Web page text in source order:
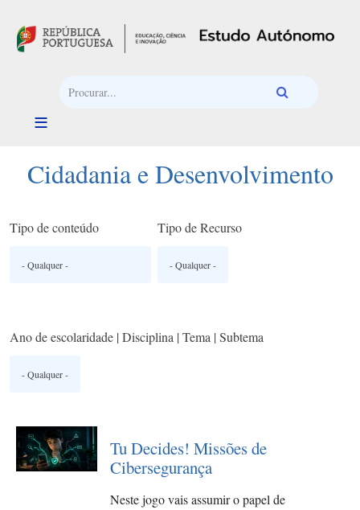
Cidadania e Desenvolvimento
Tipo de conteúdo Tipo de Recurso
Ano de escolaridade | Disciplina | Tema | Subtema
Tu Decides! Missões de
Cibersegurança
Neste jogo vais assumir o papel de